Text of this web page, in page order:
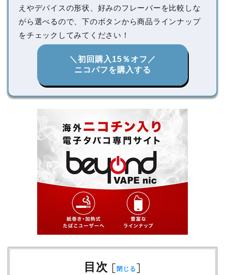
えやデバイスの形状、好みのフレーバーを比較しな
がら選べるので、下のボタンから商品ラインナップ
をチェックしてみてください！
＼初回購入15％オフ／
ニコパフを購入する
目次 [ 閉じる ]